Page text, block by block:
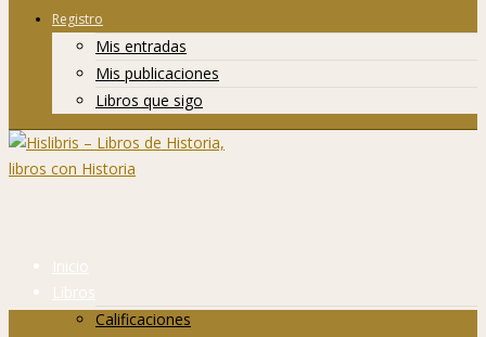
Registro
Mis entradas
Mis publicaciones
Libros que sigo
Inicio
Libros
Calificaciones